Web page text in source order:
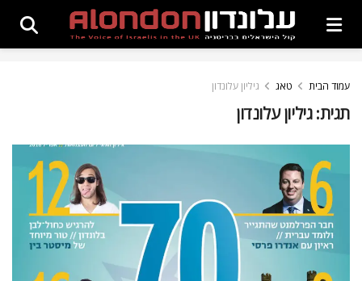
עמוד הבית טאג גיליון עלונדון
תגית:גיליון עלונדון